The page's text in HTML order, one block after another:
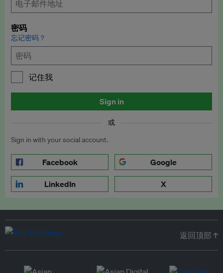
密码
忘记密码？
记住我
Sign in
或
Sign in with your social account.
Facebook Google
LinkedIn X
返回顶部 ↑